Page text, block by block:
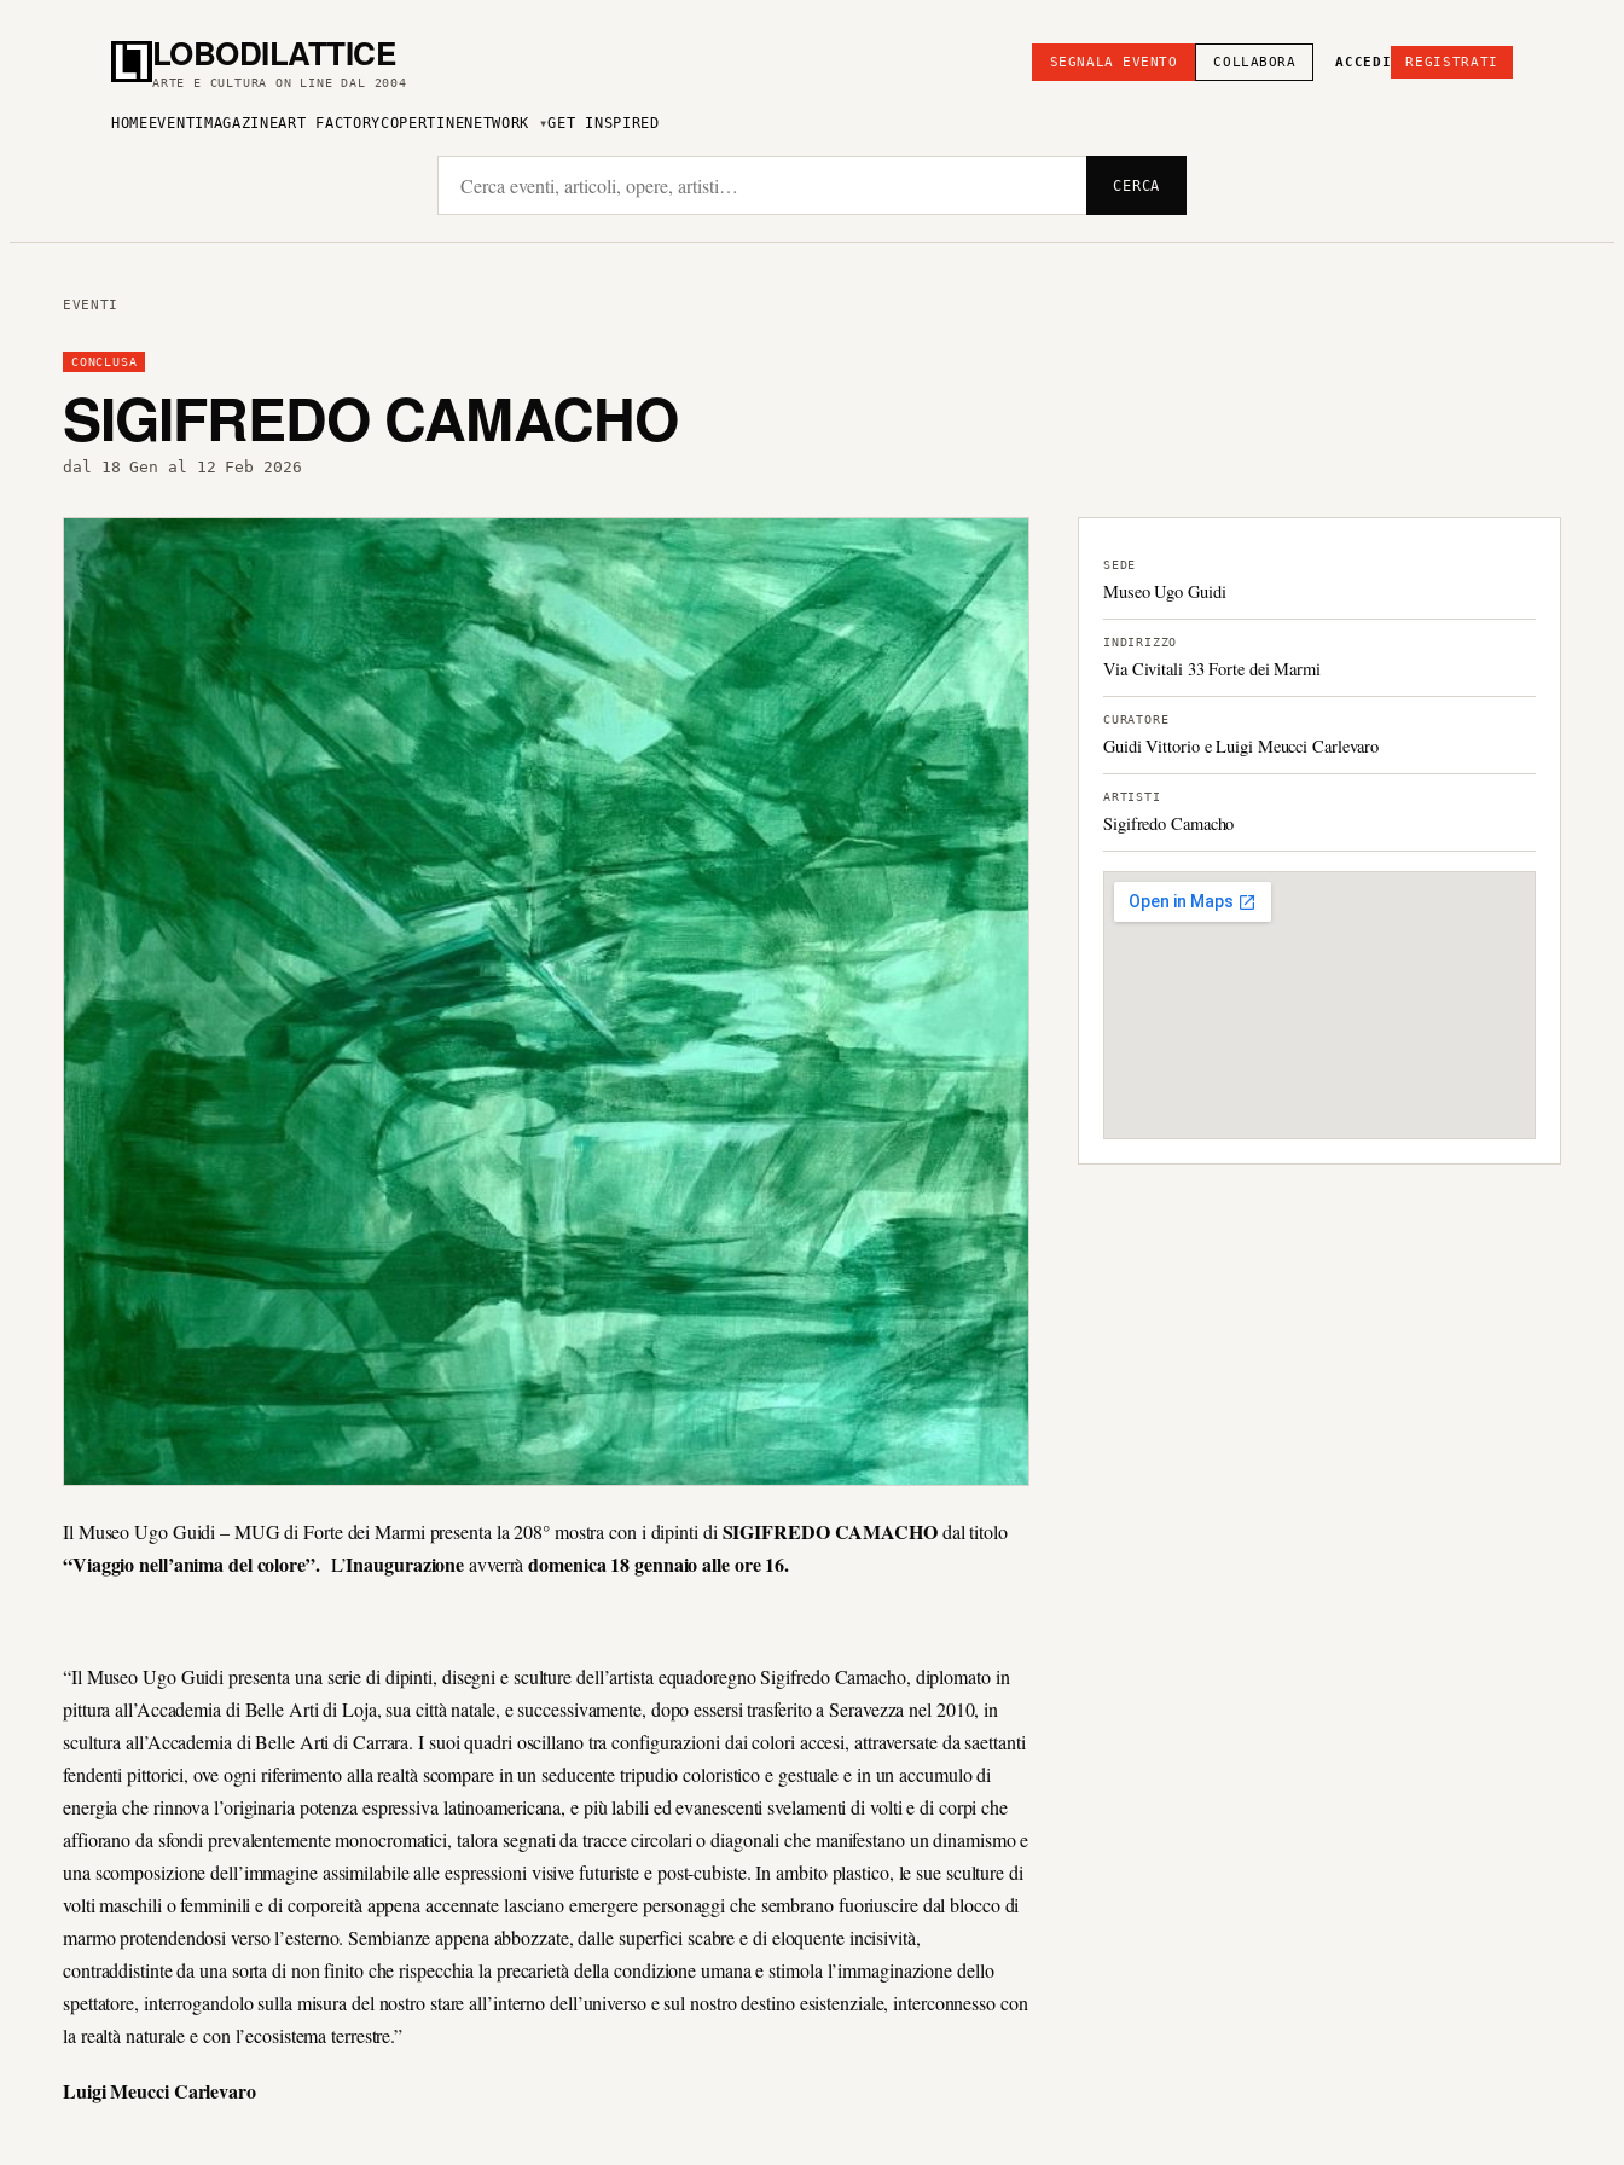
LOBODILATTICE
ARTE E CULTURA ON LINE DAL 2004
SEGNALA EVENTO COLLABORA ACCEDI REGISTRATI
HOME EVENTI MAGAZINEART FACTORYCOPERTINENETWORK GET INSPIRED
CERCA
EVENTI
CONCLUSA
SIGIFREDO CAMACHO
dal 18 Gen al 12 Feb 2026
Il Museo Ugo Guidi – MUG di Forte dei Marmi presenta la 208° mostra con i dipinti diSIGIFREDO CAMACHOdal titolo
“Viaggio nell’anima del colore”. L’Inaugurazioneavverràdomenica 18 gennaio alle ore 16.
“Il Museo Ugo Guidi presenta una serie di dipinti, disegni e sculture dell’artista equadoregno Sigifredo Camacho, diplomato in
pittura all’Accademia di Belle Arti di Loja, sua città natale, e successivamente, dopo essersi trasferito a Seravezza nel 2010, in
scultura all’Accademia di Belle Arti di Carrara. I suoi quadri oscillano tra configurazioni dai colori accesi, attraversate da saettanti
fendenti pittorici, ove ogni riferimento alla realtà scompare in un seducente tripudio coloristico e gestuale e in un accumulo di
energia che rinnova l’originaria potenza espressiva latinoamericana, e più labili ed evanescenti svelamenti di volti e di corpi che
affiorano da sfondi prevalentemente monocromatici, talora segnati da tracce circolari o diagonali che manifestano un dinamismo e
una scomposizione dell’immagine assimilabile alle espressioni visive futuriste e post-cubiste. In ambito plastico, le sue sculture di
volti maschili o femminili e di corporeità appena accennate lasciano emergere personaggi che sembrano fuoriuscire dal blocco di
marmo protendendosi verso l’esterno. Sembianze appena abbozzate, dalle superfici scabre e di eloquente incisività,
contraddistinte da una sorta di non finito che rispecchia la precarietà della condizione umana e stimola l’immaginazione dello
spettatore, interrogandolo sulla misura del nostro stare all’interno dell’universo e sul nostro destino esistenziale, interconnesso con
la realtà naturale e con l’ecosistema terrestre.”
Luigi Meucci Carlevaro
SEDE
Museo Ugo Guidi
INDIRIZZO
Via Civitali 33 Forte dei Marmi
CURATORE
Guidi Vittorio e Luigi Meucci Carlevaro
ARTISTI
Sigifredo Camacho